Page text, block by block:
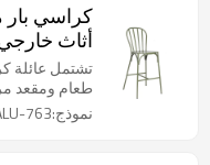
كراسي بار
أثاث
تشتمل
طعام ومقعد
نموذج:763-H75-ALU